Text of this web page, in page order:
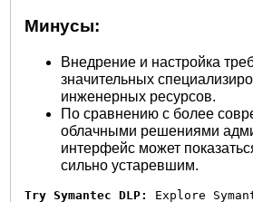
Минусы:
Внедрение и настройка
значительных
инженерных ресурсов.
По сравнению с более
облачными решениями
интерфейс может
сильно устаревшим.
Try Symantec DLP: Explore